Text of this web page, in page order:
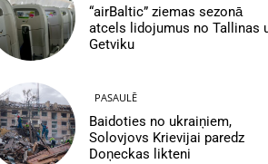
“airBaltic” ziemas sezonā
atcels lidojumus no Tallinas
Getviku
PASAULĒ
Baidoties no ukraiņiem,
Solovjovs Krievijai paredz
Doņeckas likteni